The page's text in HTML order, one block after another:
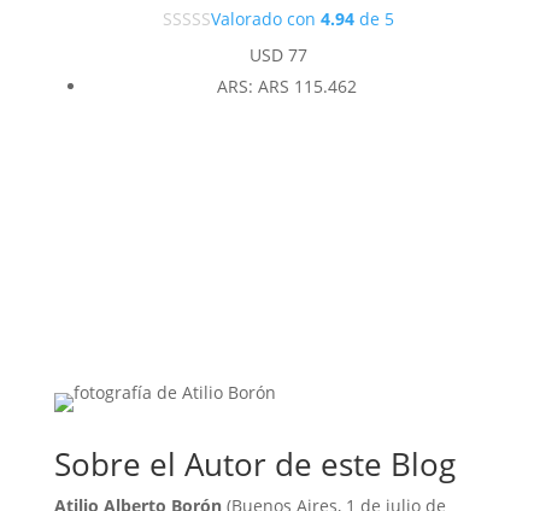
Valorado con 4.94de 5
USD77
ARS: ARS 115.462
Sobre el Autor de este Blog
Atilio Alberto Borón(Buenos Aires, 1 de julio de